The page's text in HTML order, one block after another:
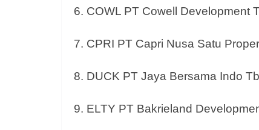
6. COWL PT Cowell Development
7. CPRI PT Capri Nusa Satu
8. DUCK PT Jaya Bersama Indo
9. ELTY PT Bakrieland